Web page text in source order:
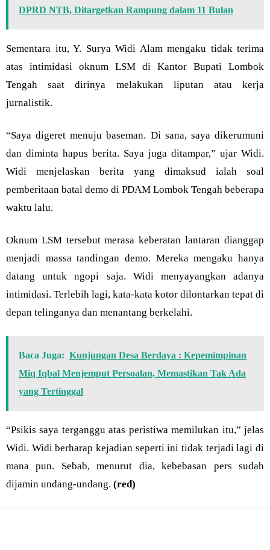
DPRD NTB, Ditargetkan Rampung dalam 11 Bulan
Sementara itu, Y. Surya Widi Alam mengaku tidak terima
atas intimidasi oknum LSM di Kantor Bupati Lombok
Tengah saat dirinya melakukan liputan atau kerja
jurnalistik.
“Saya digeret menuju baseman. Di sana, saya dikerumuni
dan diminta hapus berita. Saya juga ditampar,” ujar Widi.
Widi menjelaskan berita yang dimaksud ialah soal
pemberitaan batal demo di PDAM Lombok Tengah beberapa
waktu lalu.
Oknum LSM tersebut merasa keberatan lantaran dianggap
menjadi massa tandingan demo. Mereka mengaku hanya
datang untuk ngopi saja. Widi menyayangkan adanya
intimidasi. Terlebih lagi, kata-kata kotor dilontarkan tepat di
depan telinganya dan menantang berkelahi.
Baca Juga: Kunjungan Desa Berdaya : Kepemimpinan
Miq Iqbal Menjemput Persoalan, Memastikan Tak Ada
yang Tertinggal
“Psikis saya terganggu atas peristiwa memilukan itu,” jelas
Widi. Widi berharap kejadian seperti ini tidak terjadi lagi di
mana pun. Sebab, menurut dia, kebebasan pers sudah
dijamin undang-undang. (red)